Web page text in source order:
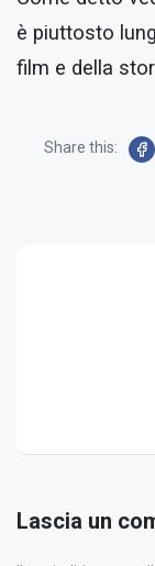
è piuttosto
film e della
Share this:
Lascia un